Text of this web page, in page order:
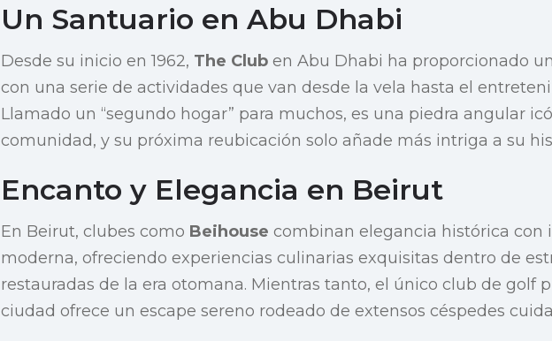
Un Santuario en Abu Dhabi
Desde su inicio en 1962, The Club en Abu Dhabi ha proporcionado
con una serie de actividades que van desde la vela hasta el
Llamado un “segundo hogar” para muchos, es una piedra angular
comunidad, y su próxima reubicación solo añade más intriga a su
Encanto y Elegancia en Beirut
En Beirut, clubes como Beihouse combinan elegancia histórica con
moderna, ofreciendo experiencias culinarias exquisitas dentro de
restauradas de la era otomana. Mientras tanto, el único club de golf
ciudad ofrece un escape sereno rodeado de extensos céspedes